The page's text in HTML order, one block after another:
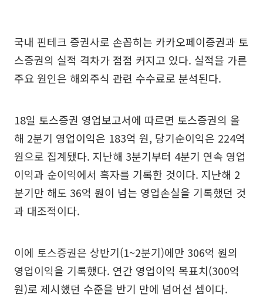
국내 핀테크 증권사로 손꼽히는 카카오페이증권과 토
스증권의 실적 격차가 점점 커지고 있다. 실적을 가른
주요 원인은 해외주식 관련 수수료로 분석된다.
18일 토스증권 영업보고서에 따르면 토스증권의 올
해 2분기 영업이익은 183억 원, 당기순이익은 224억
원으로 집계됐다. 지난해 3분기부터 4분기 연속 영업
이익과 순이익에서 흑자를 기록한 것이다. 지난해 2
분기만 해도 36억 원이 넘는 영업손실을 기록했던 것
과 대조적이다.
이에 토스증권은 상반기(1~2분기)에만 306억 원의
영업이익을 기록했다. 연간 영업이익 목표치(300억
원)로 제시했던 수준을 반기 만에 넘어선 셈이다.